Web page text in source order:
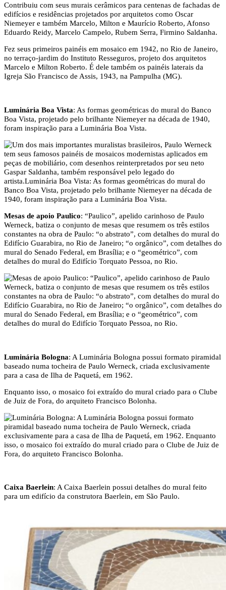
Contribuiu com seus murais cerâmicos para centenas de fachadas de
edifícios e residências projetados por arquitetos como Oscar
Niemeyer e também Marcelo, Milton e Maurício Roberto, Afonso
Eduardo Reidy, Marcelo Campelo, Rubem Serra, Firmino Saldanha.
Fez seus primeiros painéis em mosaico em 1942, no Rio de Janeiro,
no terraço-jardim do Instituto Resseguros, projeto dos arquitetos
Marcelo e Milton Roberto. É dele também os painéis laterais da
Igreja São Francisco de Assis, 1943, na Pampulha (MG).
Luminária Boa Vista: As formas geométricas do mural do Banco
Boa Vista, projetado pelo brilhante Niemeyer na década de 1940,
foram inspiração para a Luminária Boa Vista.
Mesas de apoio Paulico: “Paulico”, apelido carinhoso de Paulo
Werneck, batiza o conjunto de mesas que resumem os três estilos
constantes na obra de Paulo: “o abstrato”, com detalhes do mural do
Edifício Guarabira, no Rio de Janeiro; “o orgânico”, com detalhes do
mural do Senado Federal, em Brasília; e o “geométrico”, com
detalhes do mural do Edifício Torquato Pessoa, no Rio.
Luminária Bologna: A Luminária Bologna possui formato piramidal
baseado numa tocheira de Paulo Werneck, criada exclusivamente
para a casa de Ilha de Paquetá, em 1962.
Enquanto isso, o mosaico foi extraído do mural criado para o Clube
de Juiz de Fora, do arquiteto Francisco Bolonha.
Caixa Baerlein: A Caixa Baerlein possui detalhes do mural feito
para um edifício da construtora Baerlein, em São Paulo.